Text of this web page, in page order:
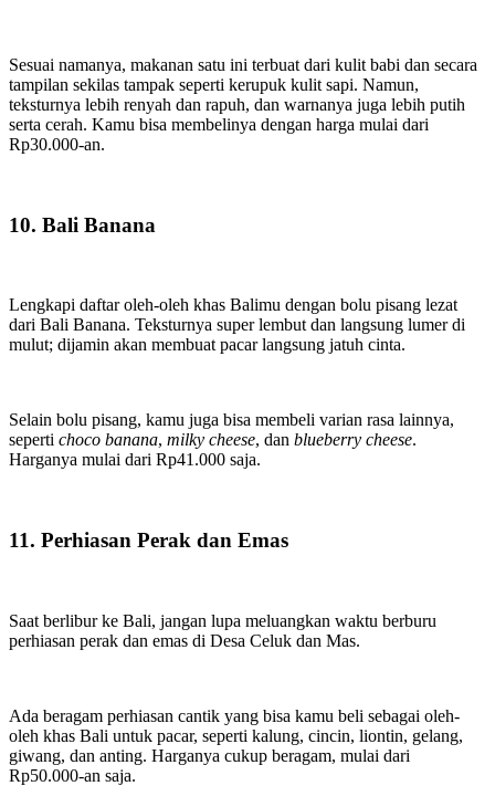
Sesuai namanya, makanan satu ini terbuat dari kulit babi dan secara
tampilan sekilas tampak seperti kerupuk kulit sapi. Namun,
teksturnya lebih renyah dan rapuh, dan warnanya juga lebih putih
serta cerah. Kamu bisa membelinya dengan harga mulai dari
Rp30.000-an.
10. Bali Banana
Lengkapi daftar oleh-oleh khas Balimu dengan bolu pisang lezat
dari Bali Banana. Teksturnya super lembut dan langsung lumer di
mulut; dijamin akan membuat pacar langsung jatuh cinta.
Selain bolu pisang, kamu juga bisa membeli varian rasa lainnya,
seperti choco banana, milky cheese, dan blueberry cheese.
Harganya mulai dari Rp41.000 saja.
11. Perhiasan Perak dan Emas
Saat berlibur ke Bali, jangan lupa meluangkan waktu berburu
perhiasan perak dan emas di Desa Celuk dan Mas.
Ada beragam perhiasan cantik yang bisa kamu beli sebagai oleh-
oleh khas Bali untuk pacar, seperti kalung, cincin, liontin, gelang,
giwang, dan anting. Harganya cukup beragam, mulai dari
Rp50.000-an saja.